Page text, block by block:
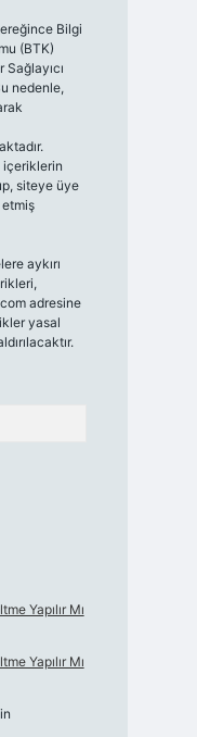
Bilgi
(BTK)
Sağlayıcı
nedenle,
içeriklerin
siteye üye
aykırı
adresine
yasal
Yapılır Mı
Yapılır Mı